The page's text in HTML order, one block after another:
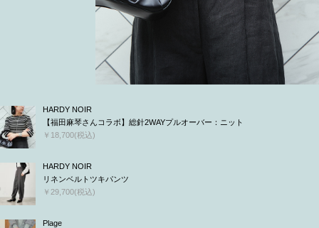
HARDY NOIR
【福田麻琴さんコラボ】総針2WAYプルオーバー：ニット
￥18,700(税込)
HARDY NOIR
リネンベルトツキパンツ
￥29,700(税込)
Plage